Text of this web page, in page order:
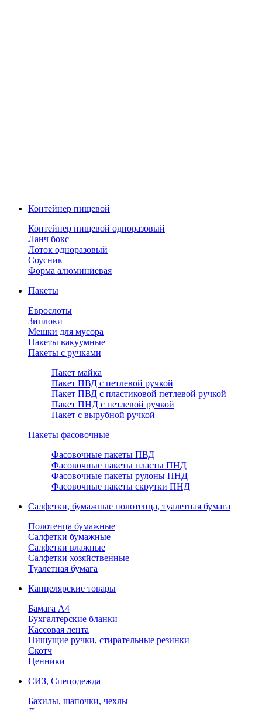
Контейнер пищевой
Контейнер пищевой одноразовый
Ланч бокс
Лоток одноразовый
Соусник
Форма алюминиевая
Пакеты
Еврослоты
Зиплоки
Мешки для мусора
Пакеты вакуумные
Пакеты с ручками
Пакет майка
Пакет ПВД с петлевой ручкой
Пакет ПВД с пластиковой петлевой ручкой
Пакет ПНД с петлевой ручкой
Пакет с вырубной ручкой
Пакеты фасовочные
Фасовочные пакеты ПВД
Фасовочные пакеты пласты ПНД
Фасовочные пакеты рулоны ПНД
Фасовочные пакеты скрутки ПНД
Салфетки, бумажные полотенца, туалетная бумага
Полотенца бумажные
Салфетки бумажные
Салфетки влажные
Салфетки хозяйственные
Туалетная бумага
Канцелярские товары
Бамага А4
Бухгалтерские бланки
Кассовая лента
Пишущие ручки, стирательные резинки
Скотч
Ценники
СИЗ, Спецодежда
Бахилы, шапочки, чехлы